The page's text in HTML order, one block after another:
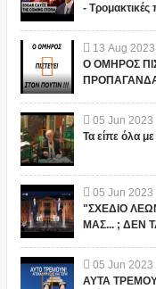
-
13 Aug 2023
Ο ΟΜΗΡΟΣ
05 Jun 2023
Τα είπε όλα
05 Jun 2023
"ΣΧΕΔΙΟ
ΜΑΣ... ; ΔΕΝ
05 Jun 2023
ΑΥΤΑ